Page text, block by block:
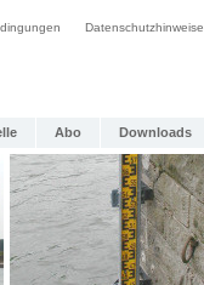
Datenschutzhinweise
Abo Downloads